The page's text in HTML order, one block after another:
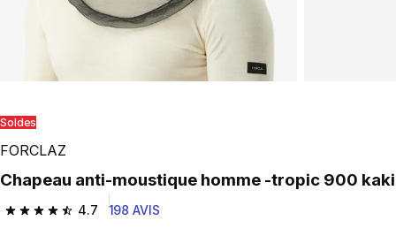
Soldes
FORCLAZ
Chapeau anti-moustique homme -tropic 900 kaki
4.7
4.7 out of 5 stars from 198 reviews
198 AVIS